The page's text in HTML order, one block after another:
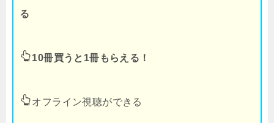
る
10冊買うと1冊もらえる！
オフライン視聴ができる